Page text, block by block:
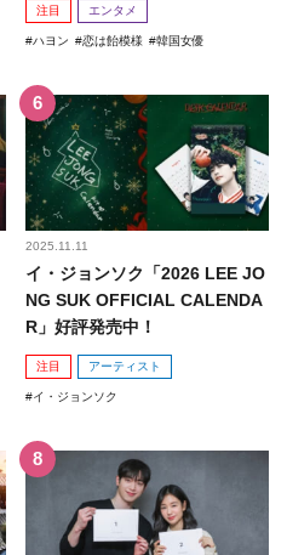
注目 エンタメ
ハヨン 恋は飴模様 韓国女優
2025.11.11
イ・ジョンソク「2026 LEE JO
NG SUK OFFICIAL CALENDA
R」好評発売中！
注目 アーティスト
イ・ジョンソク